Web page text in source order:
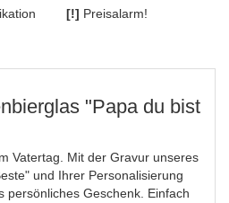
[!] Preisalarm!
"Papa du bist
Vatertag. Mit der Gravur unseres
und Ihrer Personalisierung
persönliches Geschenk. Einfach